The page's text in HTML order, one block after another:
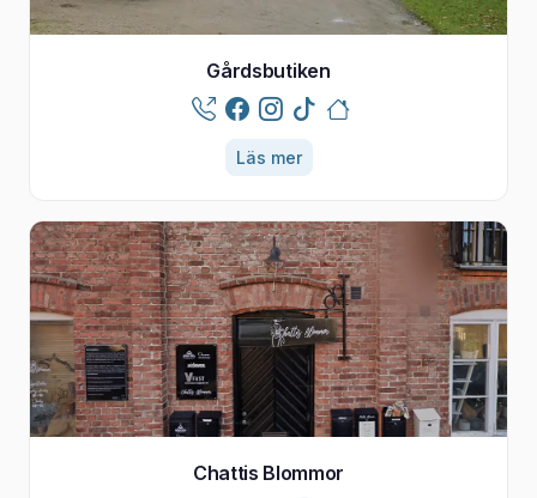
Gårdsbutiken
Läs mer
Chattis Blommor